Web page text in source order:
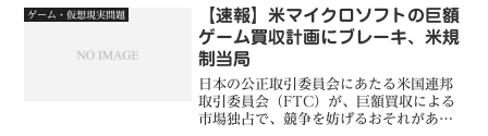
体・パズルゲームが放送されたことが、
ふなあん市民運...
ゲーム・仮想現実問題
【速報】米マイクロソフトの巨額
ゲーム買収計画にブレーキ、米規
制当局
日本の公正取引委員会にあたる米国連邦
取引委員会（FTC）が、巨額買収による
市場独占で、競争を妨げるおそれがある